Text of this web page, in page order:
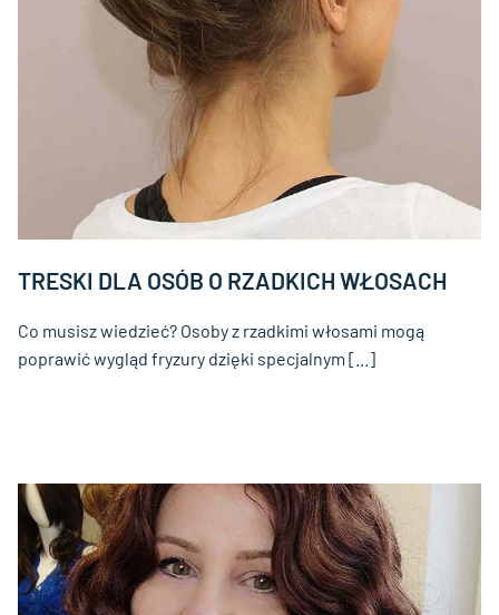
TRESKI DLA OSÓB O RZADKICH WŁOSACH
Co musisz wiedzieć? Osoby z rzadkimi włosami mogą
poprawić wygląd fryzury dzięki specjalnym [...]